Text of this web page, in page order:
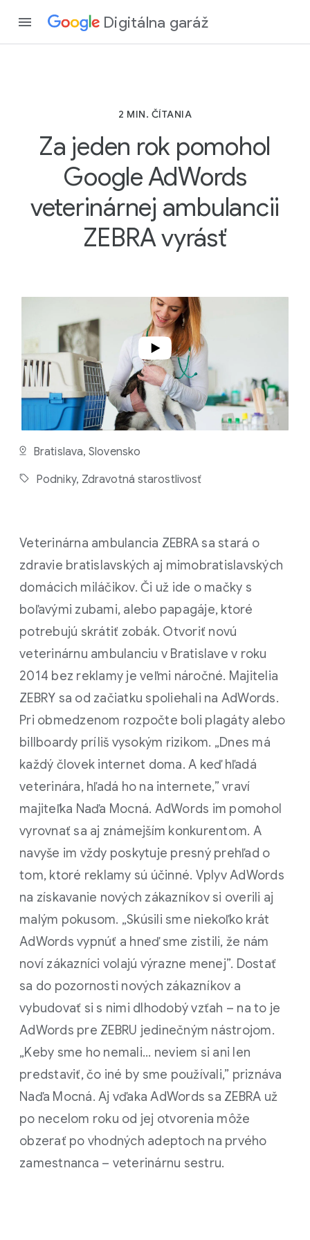
Digitálna garáž
2 MIN. ČÍTANIA
Za jeden rok pomohol
Google AdWords
veterinárnej ambulancii
ZEBRA vyrásť
N
A
N
I
A
Bratislava, Slovensko
Podniky, Zdravotná starostlivosť
Veterinárna ambulancia ZEBRA sa stará o
zdravie bratislavských aj mimobratislavských
domácich miláčikov. Či už ide o mačky s
boľavými zubami, alebo papagáje, ktoré
potrebujú skrátiť zobák. Otvoriť novú
veterinárnu ambulanciu v Bratislave v roku
2014 bez reklamy je veľmi náročné. Majitelia
ZEBRY sa od začiatku spoliehali na AdWords.
Pri obmedzenom rozpočte boli plagáty alebo
billboardy príliš vysokým rizikom. „Dnes má
každý človek internet doma. A keď hľadá
veterinára, hľadá ho na internete,” vraví
majiteľka Naďa Mocná. AdWords im pomohol
vyrovnať sa aj známejším konkurentom. A
navyše im vždy poskytuje presný prehľad o
tom, ktoré reklamy sú účinné. Vplyv AdWords
na získavanie nových zákazníkov si overili aj
malým pokusom. „Skúsili sme niekoľko krát
AdWords vypnúť a hneď sme zistili, že nám
noví zákazníci volajú výrazne menej”. Dostať
sa do pozornosti nových zákazníkov a
vybudovať si s nimi dlhodobý vzťah – na to je
AdWords pre ZEBRU jedinečným nástrojom.
„Keby sme ho nemali... neviem si ani len
predstaviť, čo iné by sme používali,” priznáva
Naďa Mocná. Aj vďaka AdWords sa ZEBRA už
po necelom roku od jej otvorenia môže
obzerať po vhodných adeptoch na prvého
zamestnanca – veterinárnu sestru.